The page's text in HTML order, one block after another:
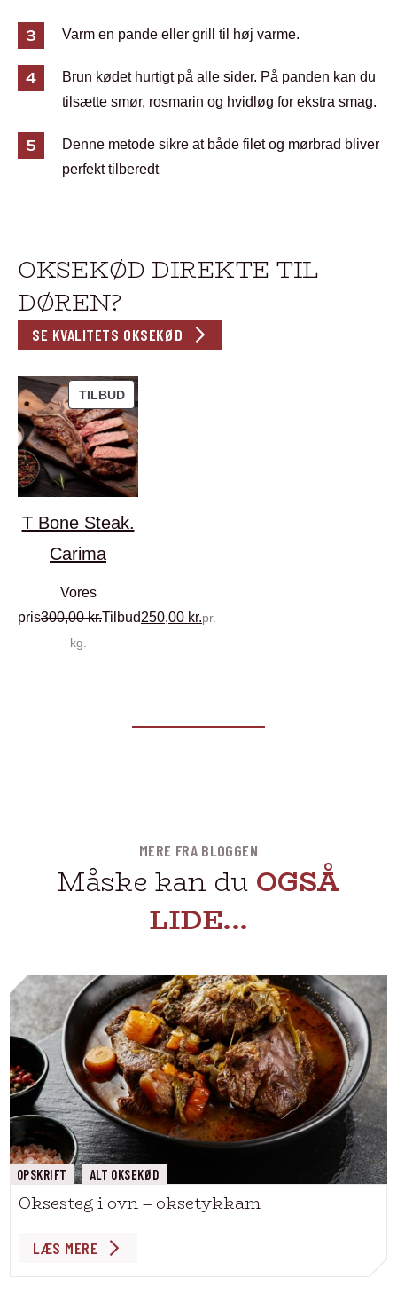
Varm en pande eller grill til høj varme.
Brun kødet hurtigt på alle sider. På panden kan du
tilsætte smør, rosmarin og hvidløg for ekstra smag.
Denne metode sikre at både filet og mørbrad bliver
perfekt tilberedt
OKSEKØD DIREKTE TIL
DØREN?
SE KVALITETS OKSEKØD
TILBUDVARE
PÅ
TILBUD
T Bone Steak.
Carima
Vores
pris300,00kr.Tilbud250,00 kr.pr.
kg.
MERE FRA BLOGGEN
Måske kan du OGSÅ
LIDE...
OPSKRIFT ALT OKSEKØD
Oksesteg i ovn – oksetykkam
LÆS MERE